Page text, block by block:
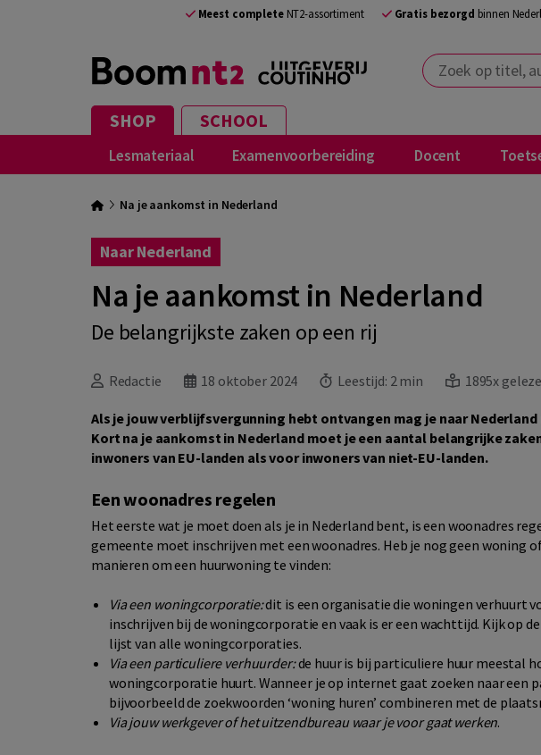
Meest completeNT2-assortiment Gratis bezorgd binnen
Zoek op titel,
SHOP SCHOOL
Lesmateriaal Examenvoorbereiding Docent
Na je aankomst in Nederland
Naar Nederland
Na je aankomst in Nederland
De belangrijkste zaken op een rij
Redactie 18 oktober 2024 Leestijd: 2 min 1895x
Als je jouw verblijfsvergunning hebt ontvangen mag je naar
Kort na je aankomst in Nederland moet je een aantal belangrijke
inwoners van EU-landen als voor inwoners van niet-EU-landen.
Een woonadres regelen
Het eerste wat je moet doen als je in Nederland bent, is een woonadres
gemeente moet inschrijven met een woonadres. Heb je nog geen woning
manieren om een huurwoning te vinden:
Via een woningcorporatie:dit is een organisatie die woningen verhuurt
inschrijven bij de woningcorporatie en vaak is er een wachttijd. Kijk op
lijst van alle woningcorporaties.
Via een particuliere verhuurder:de huur is bij particuliere huur meestal
woningcorporatie huurt. Wanneer je op internet gaat zoeken naar een
bijvoorbeeld de zoekwoorden ‘woning huren’ combineren met de
Via jouw werkgever of het uitzendbureau waar je voor gaat werken.